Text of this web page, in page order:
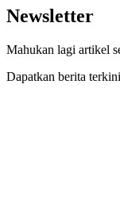
Newsletter
Mahukan lagi artikel
Dapatkan berita